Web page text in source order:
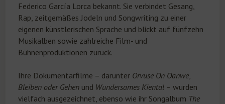
Federico García Lorca bekannt. Sie verbindet Gesang,
Rap, zeitgemäßes Jodeln und Songwriting zu einer
eigenen künstlerischen Sprache und blickt auf fünfzehn
Musikalben sowie zahlreiche Film- und
Bühnenproduktionen zurück.
Ihre Dokumentarfilme – darunter Orvuse On Oanwe,
Bleiben oder Gehen und Wundersames Kiental – wurden
vielfach ausgezeichnet, ebenso wie ihr Songalbum The